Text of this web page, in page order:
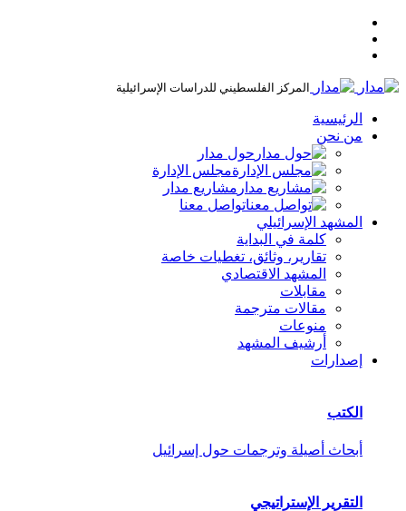
المركز الفلسطيني للدراسات الإسرائيلية
الرئيسية
من نحن
حول مدار
مجلس الإدارة
مشاريع مدار
تواصل معنا
المشهد الإسرائيلي
كلمة في البداية
تقارير، وثائق، تغطيات خاصة
المشهد الاقتصادي
مقابلات
مقالات مترجمة
منوعات
أرشيف المشهد
إصدارات
الكتب
أبحاث أصيلة وترجمات حول إسرائيل
التقرير الإستراتيجي